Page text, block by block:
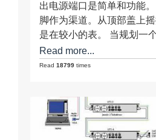
出电源端口是简单和功能
脚作为渠道。从顶部盖上
是在较小的表。 当规划一
室里，有，一起对设计家具
们。我们提供交钥匙解决方
Read more...
Read 18799 times